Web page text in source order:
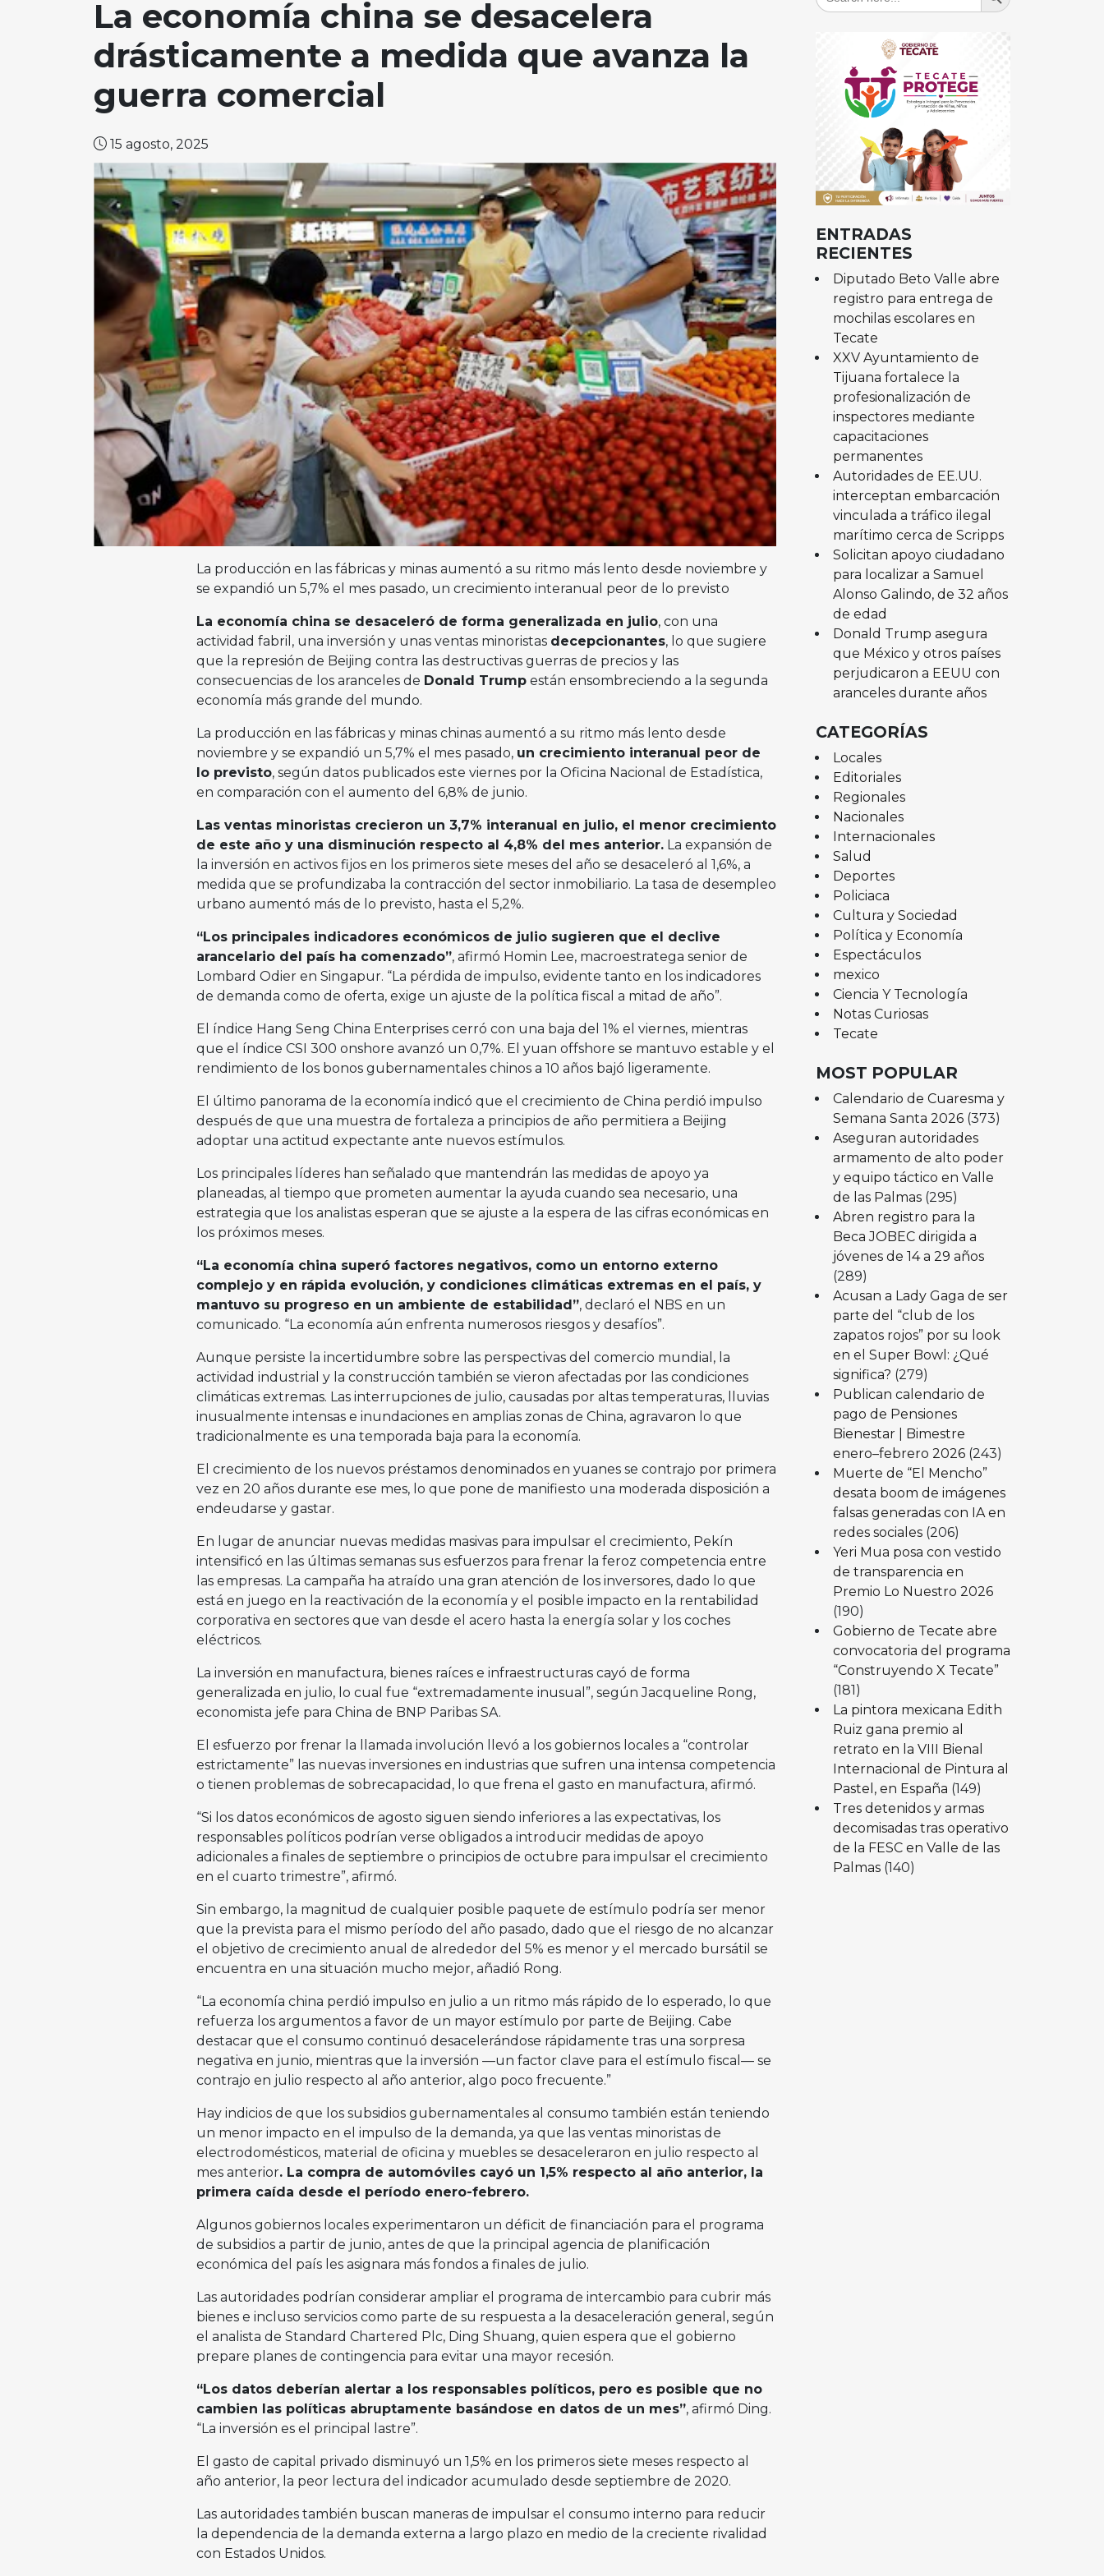
La economía china se desacelera
drásticamente a medida que avanza la
guerra comercial
15 agosto, 2025
La producción en las fábricas y minas aumentó a su ritmo más lento desde noviembre y
se expandió un 5,7% el mes pasado, un crecimiento interanual peor de lo previsto
La economía china se desaceleró de forma generalizada en julio, con una
actividad fabril, una inversión y unas ventas minoristas decepcionantes, lo que sugiere
que la represión de Beijing contra las destructivas guerras de precios y las
consecuencias de los aranceles de Donald Trumpestán ensombreciendo a la segunda
economía más grande del mundo.
La producción en las fábricas y minas chinas aumentó a su ritmo más lento desde
noviembre y se expandió un 5,7% el mes pasado, un crecimiento interanual peor de
lo previsto, según datos publicados este viernes por la Oficina Nacional de Estadística,
en comparación con el aumento del 6,8% de junio.
Las ventas minoristas crecieron un 3,7% interanual en julio, el menor crecimiento
de este año y una disminución respecto al 4,8% del mes anterior.La expansión de
la inversión en activos fijos en los primeros siete meses del año se desaceleró al 1,6%, a
medida que se profundizaba la contracción del sector inmobiliario. La tasa de desempleo
urbano aumentó más de lo previsto, hasta el 5,2%.
“Los principales indicadores económicos de julio sugieren que el declive
arancelario del país ha comenzado”, afirmó Homin Lee, macroestratega senior de
Lombard Odier en Singapur. “La pérdida de impulso, evidente tanto en los indicadores
de demanda como de oferta, exige un ajuste de la política fiscal a mitad de año”.
El índice Hang Seng China Enterprises cerró con una baja del 1% el viernes, mientras
que el índice CSI 300 onshore avanzó un 0,7%. El yuan offshore se mantuvo estable y el
rendimiento de los bonos gubernamentales chinos a 10 años bajó ligeramente.
El último panorama de la economía indicó que el crecimiento de China perdió impulso
después de que una muestra de fortaleza a principios de año permitiera a Beijing
adoptar una actitud expectante ante nuevos estímulos.
Los principales líderes han señalado que mantendrán las medidas de apoyo ya
planeadas, al tiempo que prometen aumentar la ayuda cuando sea necesario, una
estrategia que los analistas esperan que se ajuste a la espera de las cifras económicas en
los próximos meses.
“La economía china superó factores negativos, como un entorno externo
complejo y en rápida evolución, y condiciones climáticas extremas en el país, y
mantuvo su progreso en un ambiente de estabilidad”, declaró el NBS en un
comunicado. “La economía aún enfrenta numerosos riesgos y desafíos”.
Aunque persiste la incertidumbre sobre las perspectivas del comercio mundial, la
actividad industrial y la construcción también se vieron afectadas por las condiciones
climáticas extremas. Las interrupciones de julio, causadas por altas temperaturas, lluvias
inusualmente intensas e inundaciones en amplias zonas de China, agravaron lo que
tradicionalmente es una temporada baja para la economía.
El crecimiento de los nuevos préstamos denominados en yuanes se contrajo por primera
vez en 20 años durante ese mes, lo que pone de manifiesto una moderada disposición a
endeudarse y gastar.
En lugar de anunciar nuevas medidas masivas para impulsar el crecimiento, Pekín
intensificó en las últimas semanas sus esfuerzos para frenar la feroz competencia entre
las empresas. La campaña ha atraído una gran atención de los inversores, dado lo que
está en juego en la reactivación de la economía y el posible impacto en la rentabilidad
corporativa en sectores que van desde el acero hasta la energía solar y los coches
eléctricos.
La inversión en manufactura, bienes raíces e infraestructuras cayó de forma
generalizada en julio, lo cual fue “extremadamente inusual”, según Jacqueline Rong,
economista jefe para China de BNP Paribas SA.
El esfuerzo por frenar la llamada involución llevó a los gobiernos locales a “controlar
estrictamente” las nuevas inversiones en industrias que sufren una intensa competencia
o tienen problemas de sobrecapacidad, lo que frena el gasto en manufactura, afirmó.
“Si los datos económicos de agosto siguen siendo inferiores a las expectativas, los
responsables políticos podrían verse obligados a introducir medidas de apoyo
adicionales a finales de septiembre o principios de octubre para impulsar el crecimiento
en el cuarto trimestre”, afirmó.
Sin embargo, la magnitud de cualquier posible paquete de estímulo podría ser menor
que la prevista para el mismo período del año pasado, dado que el riesgo de no alcanzar
el objetivo de crecimiento anual de alrededor del 5% es menor y el mercado bursátil se
encuentra en una situación mucho mejor, añadió Rong.
“La economía china perdió impulso en julio a un ritmo más rápido de lo esperado, lo que
refuerza los argumentos a favor de un mayor estímulo por parte de Beijing. Cabe
destacar que el consumo continuó desacelerándose rápidamente tras una sorpresa
negativa en junio, mientras que la inversión —un factor clave para el estímulo fiscal— se
contrajo en julio respecto al año anterior, algo poco frecuente.”
Hay indicios de que los subsidios gubernamentales al consumo también están teniendo
un menor impacto en el impulso de la demanda, ya que las ventas minoristas de
electrodomésticos, material de oficina y muebles se desaceleraron en julio respecto al
mes anterior. La compra de automóviles cayó un 1,5% respecto al año anterior, la
primera caída desde el período enero-febrero.
Algunos gobiernos locales experimentaron un déficit de financiación para el programa
de subsidios a partir de junio, antes de que la principal agencia de planificación
económica del país les asignara más fondos a finales de julio.
Las autoridades podrían considerar ampliar el programa de intercambio para cubrir más
bienes e incluso servicios como parte de su respuesta a la desaceleración general, según
el analista de Standard Chartered Plc, Ding Shuang, quien espera que el gobierno
prepare planes de contingencia para evitar una mayor recesión.
“Los datos deberían alertar a los responsables políticos, pero es posible que no
cambien las políticas abruptamente basándose en datos de un mes”, afirmó Ding.
“La inversión es el principal lastre”.
El gasto de capital privado disminuyó un 1,5% en los primeros siete meses respecto al
año anterior, la peor lectura del indicador acumulado desde septiembre de 2020.
Las autoridades también buscan maneras de impulsar el consumo interno para reducir
la dependencia de la demanda externa a largo plazo en medio de la creciente rivalidad
con Estados Unidos.
ENTRADAS
RECIENTES
Diputado Beto Valle abre
registro para entrega de
mochilas escolares en
Tecate
XXV Ayuntamiento de
Tijuana fortalece la
profesionalización de
inspectores mediante
capacitaciones
permanentes
Autoridades de EE.UU.
interceptan embarcación
vinculada a tráfico ilegal
marítimo cerca de Scripps
Solicitan apoyo ciudadano
para localizar a Samuel
Alonso Galindo, de 32 años
de edad
Donald Trump asegura
que México y otros países
perjudicaron a EEUU con
aranceles durante años
CATEGORÍAS
Locales
Editoriales
Regionales
Nacionales
Internacionales
Salud
Deportes
Policiaca
Cultura y Sociedad
Política y Economía
Espectáculos
mexico
Ciencia Y Tecnología
Notas Curiosas
Tecate
MOST POPULAR
Calendario de Cuaresma y
Semana Santa 2026 (373)
Aseguran autoridades
armamento de alto poder
y equipo táctico en Valle
de las Palmas (295)
Abren registro para la
Beca JOBEC dirigida a
jóvenes de 14 a 29 años
(289)
Acusan a Lady Gaga de ser
parte del “club de los
zapatos rojos” por su look
en el Super Bowl: ¿Qué
significa? (279)
Publican calendario de
pago de Pensiones
Bienestar | Bimestre
enero–febrero 2026 (243)
Muerte de “El Mencho”
desata boom de imágenes
falsas generadas con IA en
redes sociales (206)
Yeri Mua posa con vestido
de transparencia en
Premio Lo Nuestro 2026
(190)
Gobierno de Tecate abre
convocatoria del programa
“Construyendo X Tecate”
(181)
La pintora mexicana Edith
Ruiz gana premio al
retrato en la VIII Bienal
Internacional de Pintura al
Pastel, en España (149)
Tres detenidos y armas
decomisadas tras operativo
de la FESC en Valle de las
Palmas (140)